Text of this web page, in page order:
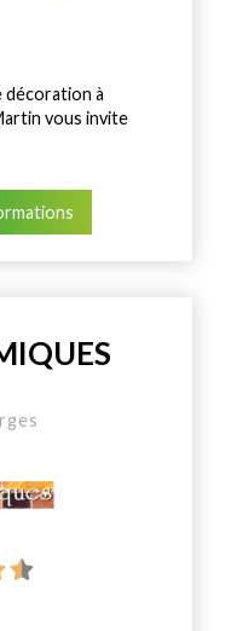
décoration à
vous invite